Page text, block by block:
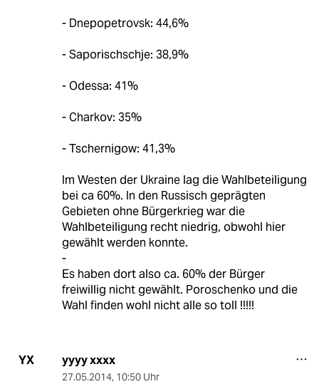
- Dnepopetrovsk: 44,6%
- Saporischschje: 38,9%
- Odessa: 41%
- Charkov: 35%
- Tschernigow: 41,3%
Im Westen der Ukraine lag die Wahlbeteiligung
bei ca 60%. In den Russisch geprägten
Gebieten ohne Bürgerkrieg war die
Wahlbeteiligung recht niedrig, obwohl hier
gewählt werden konnte.
-
Es haben dort also ca. 60% der Bürger
freiwillig nicht gewählt. Poroschenko und die
Wahl finden wohl nicht alle so toll !!!!!
YX yyyy xxxx
27.05.2014, 10:50 Uhr